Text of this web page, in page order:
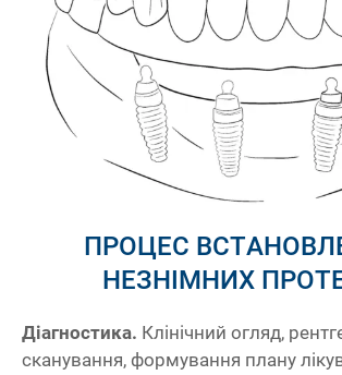
ПРОЦЕС
НЕЗНІМНИХ
Діагностика. Клінічний огляд,
сканування, формування плану